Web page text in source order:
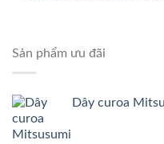
Sản phẩm ưu đãi
Dây curoa